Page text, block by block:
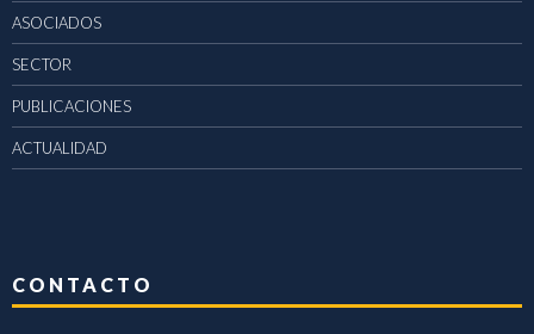
ASOCIADOS
SECTOR
PUBLICACIONES
ACTUALIDAD
CONTACTO